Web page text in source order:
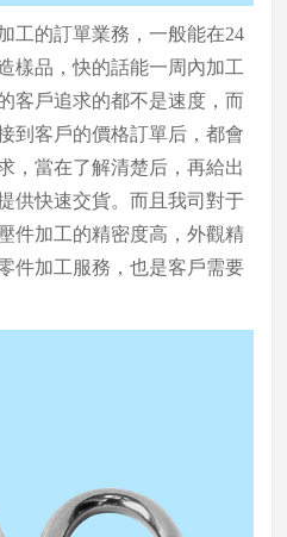
工的訂單業務，一般能在24
樣品，快的話能一周內加工
客戶追求的都不是速度，而
到客戶的價格訂單后，都會
，當在了解清楚后，再給出
供快速交貨。而且我司對于
件加工的精密度高，外觀精
件加工服務，也是客戶需要